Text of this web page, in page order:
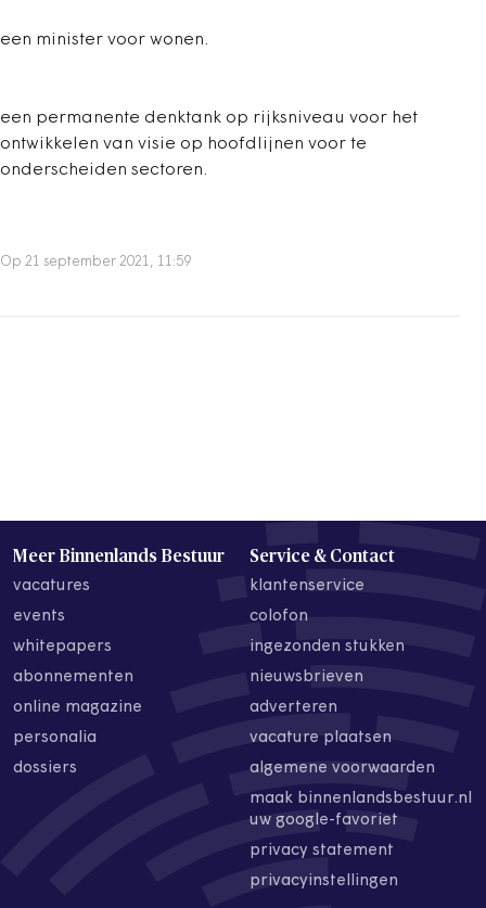
een minister voor wonen.
een permanente denktank op rijksniveau voor het
ontwikkelen van visie op hoofdlijnen voor te
onderscheiden sectoren.
Op 21 september 2021, 11:59
Meer Binnenlands Bestuur
vacatures
events
whitepapers
abonnementen
online magazine
personalia
dossiers
Service & Contact
klantenservice
colofon
ingezonden stukken
nieuwsbrieven
adverteren
vacature plaatsen
algemene voorwaarden
maak binnenlandsbestuur.nl
uw google-favoriet
privacy statement
privacyinstellingen